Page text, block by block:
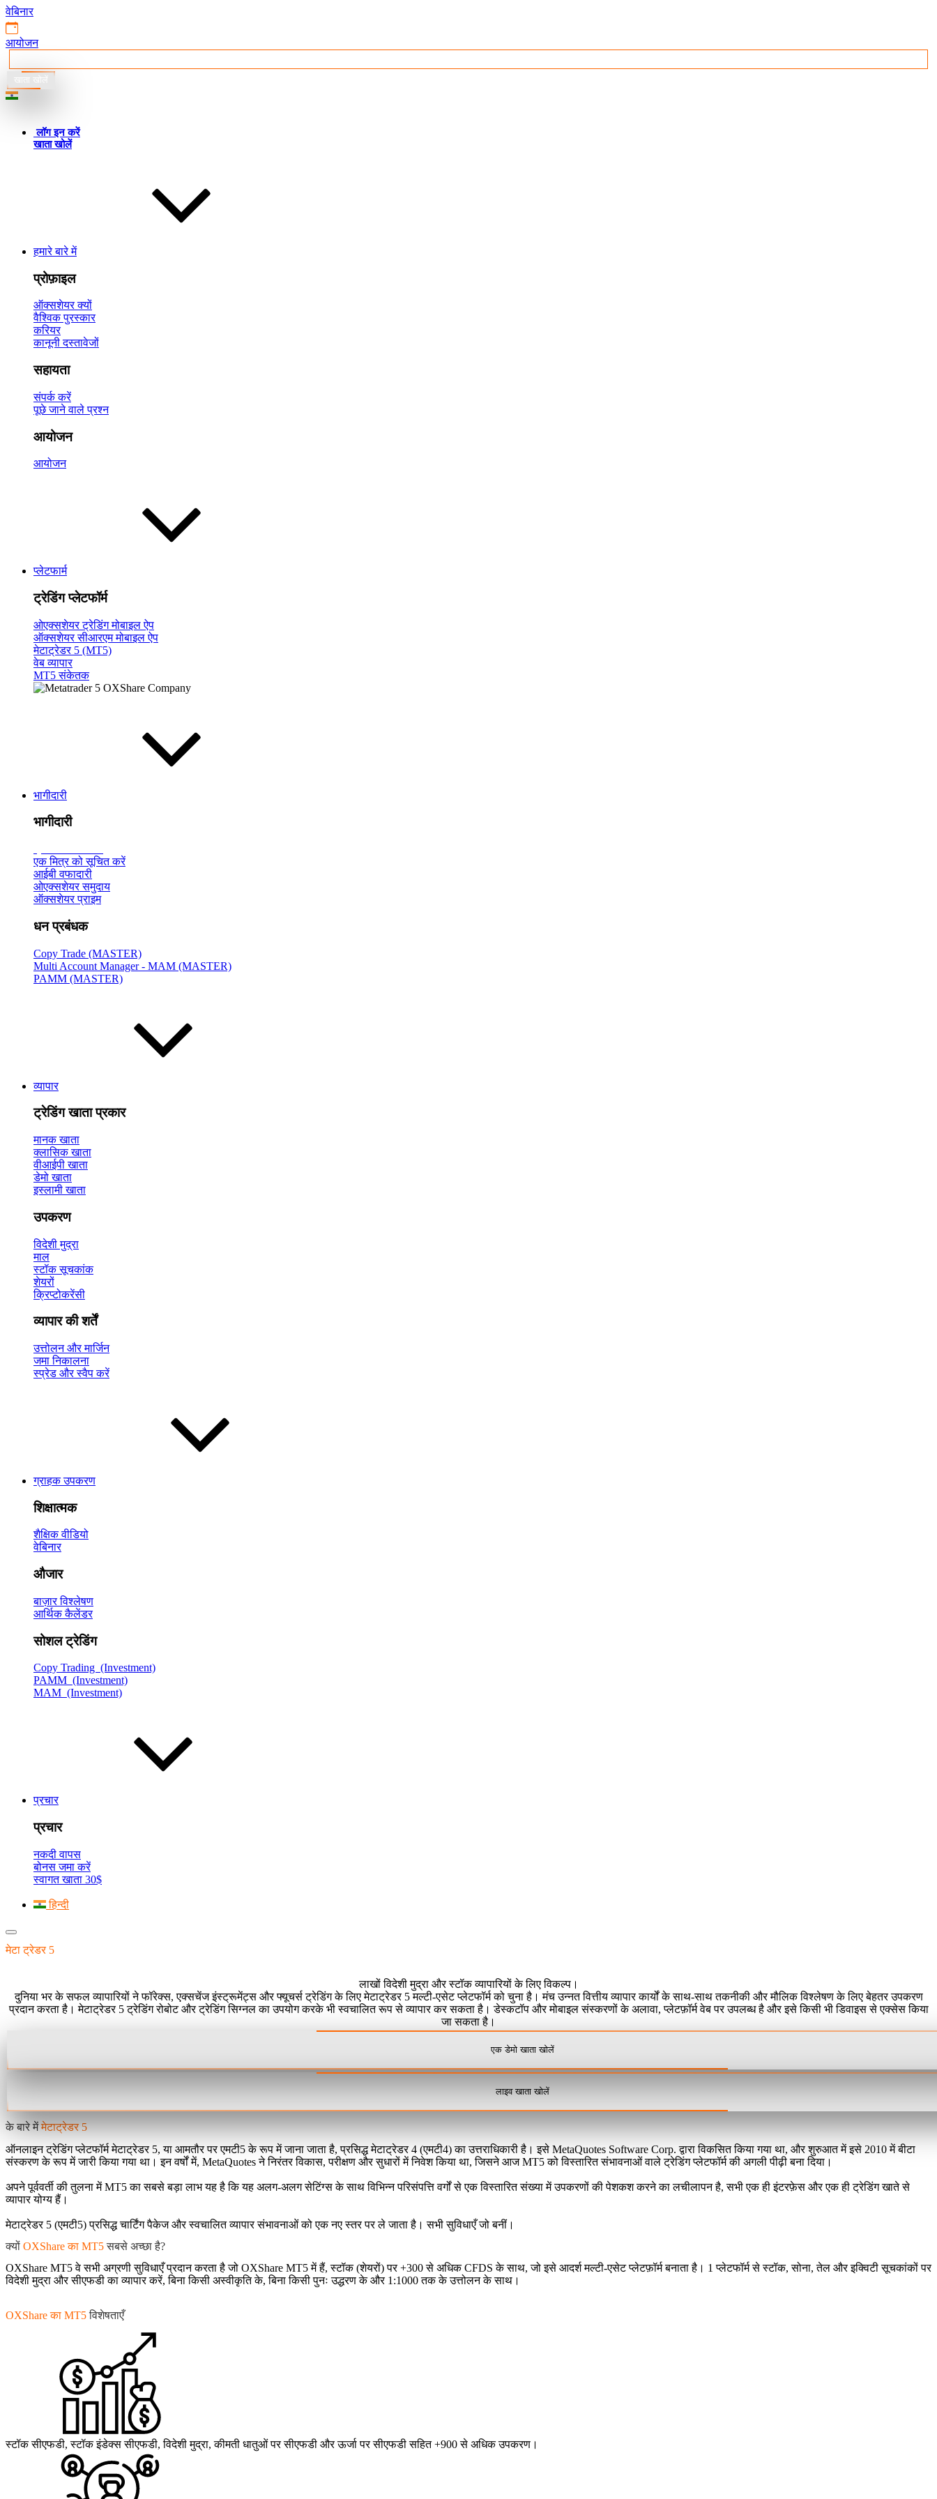
वेबिनार
आयोजन
खाता खोलें
लॉग इन करें
खाता खोलें
हमारे बारे में
प्रोफ़ाइल
ऑक्सशेयर क्यों
वैश्विक पुरस्कार
करियर
कानूनी दस्तावेजों
सहायता
संपर्क करें
पूछे जाने वाले प्रश्न
आयोजन
आयोजन
प्लेटफार्म
ट्रेडिंग प्लेटफॉर्म
ओएक्सशेयर ट्रेडिंग मोबाइल ऐप
ऑक्सशेयर सीआरएम मोबाइल ऐप
मेटाट्रेडर 5 (MT5)
वेब व्यापार
MT5 संकेतक
भागीदारी
भागीदारी
एक मित्र को सूचित करें
आईबी वफादारी
ओएक्सशेयर समुदाय
ऑक्सशेयर प्राइम
धन प्रबंधक
Copy Trade (MASTER)
Multi Account Manager - MAM (MASTER)
PAMM (MASTER)
व्यापार
ट्रेडिंग खाता प्रकार
मानक खाता
क्लासिक खाता
वीआईपी खाता
डेमो खाता
इस्लामी खाता
उपकरण
विदेशी मुद्रा
माल
स्टॉक सूचकांक
शेयरों
क्रिप्टोकरेंसी
व्यापार की शर्तें
उत्तोलन और मार्जिन
जमा निकालना
स्प्रेड और स्वैप करें
ग्राहक उपकरण
शिक्षात्मक
शैक्षिक वीडियो
वेबिनार
औजार
बाज़ार विश्लेषण
आर्थिक कैलेंडर
सोशल ट्रेडिंग
Copy Trading (Investment)
PAMM (Investment)
MAM (Investment)
प्रचार
प्रचार
नकदी वापस
बोनस जमा करें
स्वागत खाता 30$
हिन्दी
मेटा ट्रेडर 5
लाखों विदेशी मुद्रा और स्टॉक व्यापारियों के लिए विकल्प।
दुनिया भर के सफल व्यापारियों ने फॉरेक्स, एक्सचेंज इंस्ट्रूमेंट्स और फ्यूचर्स ट्रेडिंग के लिए मेटाट्रेडर 5 मल्टी-एसेट प्लेटफॉर्म को चुना है। मंच उन्नत वित्तीय व्यापार कार्यों के साथ-साथ तकनीकी और मौलिक विश्लेषण के लिए बेहतर उपकरण
प्रदान करता है। मेटाट्रेडर 5 ट्रेडिंग रोबोट और ट्रेडिंग सिग्नल का उपयोग करके भी स्वचालित रूप से व्यापार कर सकता है। डेस्कटॉप और मोबाइल संस्करणों के अलावा, प्लेटफ़ॉर्म वेब पर उपलब्ध है और इसे किसी भी डिवाइस से एक्सेस किया
जा सकता है।
एक डेमो खाता खोलें
लाइव खाता खोलें
के बारे मेंमेटाट्रेडर 5
ऑनलाइन ट्रेडिंग प्लेटफॉर्म मेटाट्रेडर 5, या आमतौर पर एमटी5 के रूप में जाना जाता है, प्रसिद्ध मेटाट्रेडर 4 (एमटी4) का उत्तराधिकारी है। इसे MetaQuotes Software Corp. द्वारा विकसित किया गया था, और शुरुआत में इसे 2010 में बीटा
संस्करण के रूप में जारी किया गया था। इन वर्षों में, MetaQuotes ने निरंतर विकास, परीक्षण और सुधारों में निवेश किया था, जिसने आज MT5 को विस्तारित संभावनाओं वाले ट्रेडिंग प्लेटफॉर्म की अगली पीढ़ी बना दिया।
अपने पूर्ववर्ती की तुलना में MT5 का सबसे बड़ा लाभ यह है कि यह अलग-अलग सेटिंग्स के साथ विभिन्न परिसंपत्ति वर्गों से एक विस्तारित संख्या में उपकरणों की पेशकश करने का लचीलापन है, सभी एक ही इंटरफ़ेस और एक ही ट्रेडिंग खाते से
व्यापार योग्य हैं।
मेटाट्रेडर 5 (एमटी5) प्रसिद्ध चार्टिंग पैकेज और स्वचालित व्यापार संभावनाओं को एक नए स्तर पर ले जाता है। सभी सुविधाएँ जो बनीं।
क्यों OXShare का MT5सबसे अच्छा है?
OXShare MT5 वे सभी अग्रणी सुविधाएँ प्रदान करता है जो OXShare MT5 में हैं, स्टॉक (शेयरों) पर +300 से अधिक CFDS के साथ, जो इसे आदर्श मल्टी-एसेट प्लेटफ़ॉर्म बनाता है। 1 प्लेटफॉर्म से स्टॉक, सोना, तेल और इक्विटी सूचकांकों पर
विदेशी मुद्रा और सीएफडी का व्यापार करें, बिना किसी अस्वीकृति के, बिना किसी पुनः उद्धरण के और 1:1000 तक के उत्तोलन के साथ।
OXShare का MT5विशेषताएँ
स्टॉक सीएफडी, स्टॉक इंडेक्स सीएफडी, विदेशी मुद्रा, कीमती धातुओं पर सीएफडी और ऊर्जा पर सीएफडी सहित +900 से अधिक उपकरण।